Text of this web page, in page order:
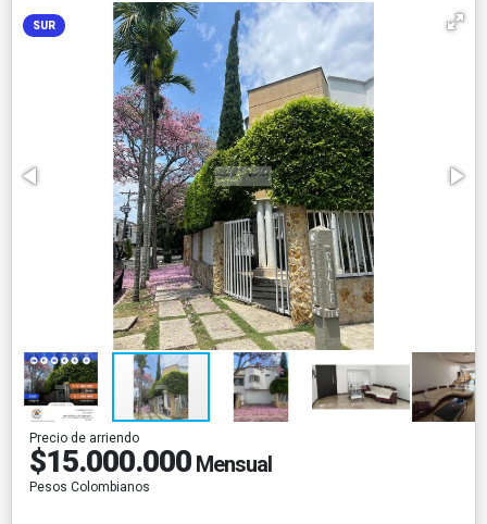
SUR
Precio de arriendo
$15.000.000 Mensual
Pesos Colombianos